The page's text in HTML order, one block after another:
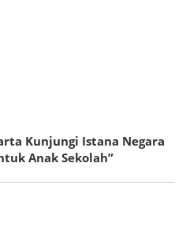
Kunjungi Istana Negara
Anak Sekolah”